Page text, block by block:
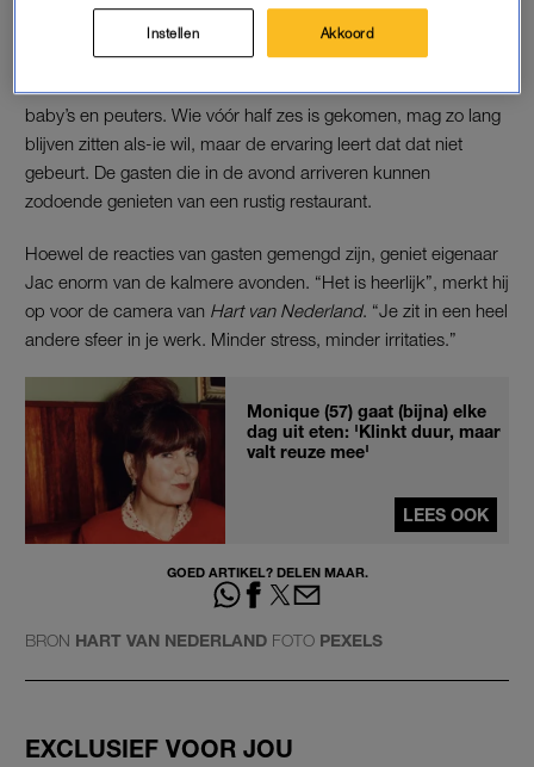
VERBOD
baby’s en peuters. Wie vóór half zes is gekomen, mag zo lang
blijven zitten als-ie wil, maar de ervaring leert dat dat niet
gebeurt. De gasten die in de avond arriveren kunnen
zodoende genieten van een rustig restaurant.
Hoewel de reacties van gasten gemengd zijn, geniet eigenaar
Jac enorm van de kalmere avonden. “Het is heerlijk”, merkt hij
op voor de camera van Hart van Nederland. “Je zit in een heel
andere sfeer in je werk. Minder stress, minder irritaties.”
Monique (57) gaat (bijna) elke
dag uit eten: 'Klinkt duur, maar
valt reuze mee'
LEES OOK
GOED ARTIKEL? DELEN MAAR.
BRON HART VAN NEDERLAND FOTO PEXELS
EXCLUSIEF VOOR JOU
Instellen Akkoord